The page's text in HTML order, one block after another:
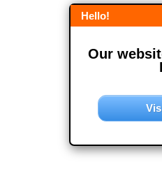
Hello!
Our